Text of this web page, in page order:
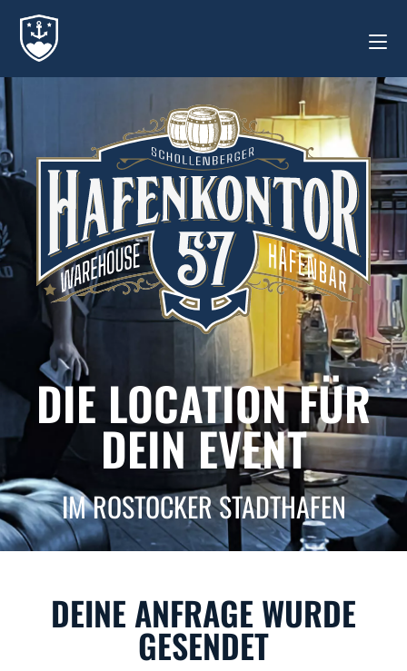
DIE LOCATION FÜR
DEIN EVENT
IM ROSTOCKER STADTHAFEN
DEINE ANFRAGE WURDE
GESENDET